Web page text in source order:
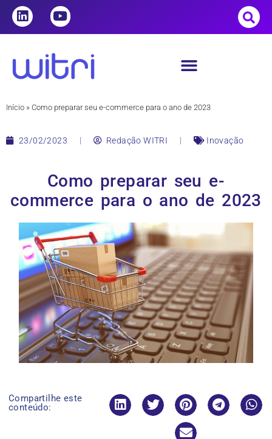
Início » Como preparar seu e-commerce para o ano de 2023
23/02/2023 Redação WITRI Inovação
Como preparar seu e-
commerce para o ano de 2023
Compartilhe este
conteúdo: